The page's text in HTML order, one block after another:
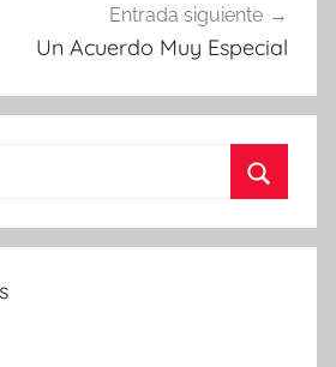
Entrada siguiente
Un Acuerdo Muy Especial